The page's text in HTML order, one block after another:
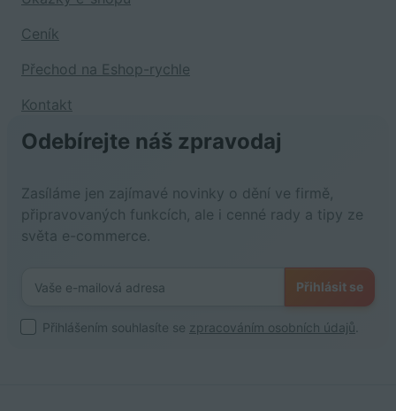
Ceník
Přechod na Eshop-rychle
Kontakt
Odebírejte náš zpravodaj
Zasíláme jen zajímavé novinky o dění ve firmě,
připravovaných funkcích, ale i cenné rady a tipy ze
světa e-commerce.
Přihlásit se
Přihlášením souhlasíte se zpracováním osobních údajů